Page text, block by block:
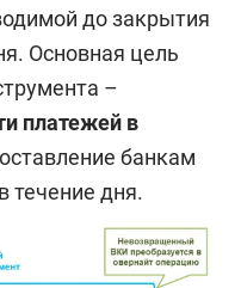
до закрытия
Основная цель
–
платежей в
банкам
течение дня.